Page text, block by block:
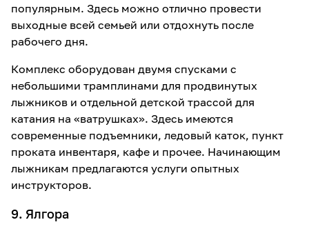
популярным. Здесь можно отлично провести
выходные всей семьей или отдохнуть после
рабочего дня.
Комплекс оборудован двумя спусками с
небольшими трамплинами для продвинутых
лыжников и отдельной детской трассой для
катания на «ватрушках». Здесь имеются
современные подъемники, ледовый каток, пункт
проката инвентаря, кафе и прочее. Начинающим
лыжникам предлагаются услуги опытных
инструкторов.
9. Ялгора